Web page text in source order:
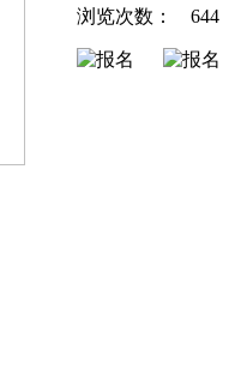
浏览次数： 644